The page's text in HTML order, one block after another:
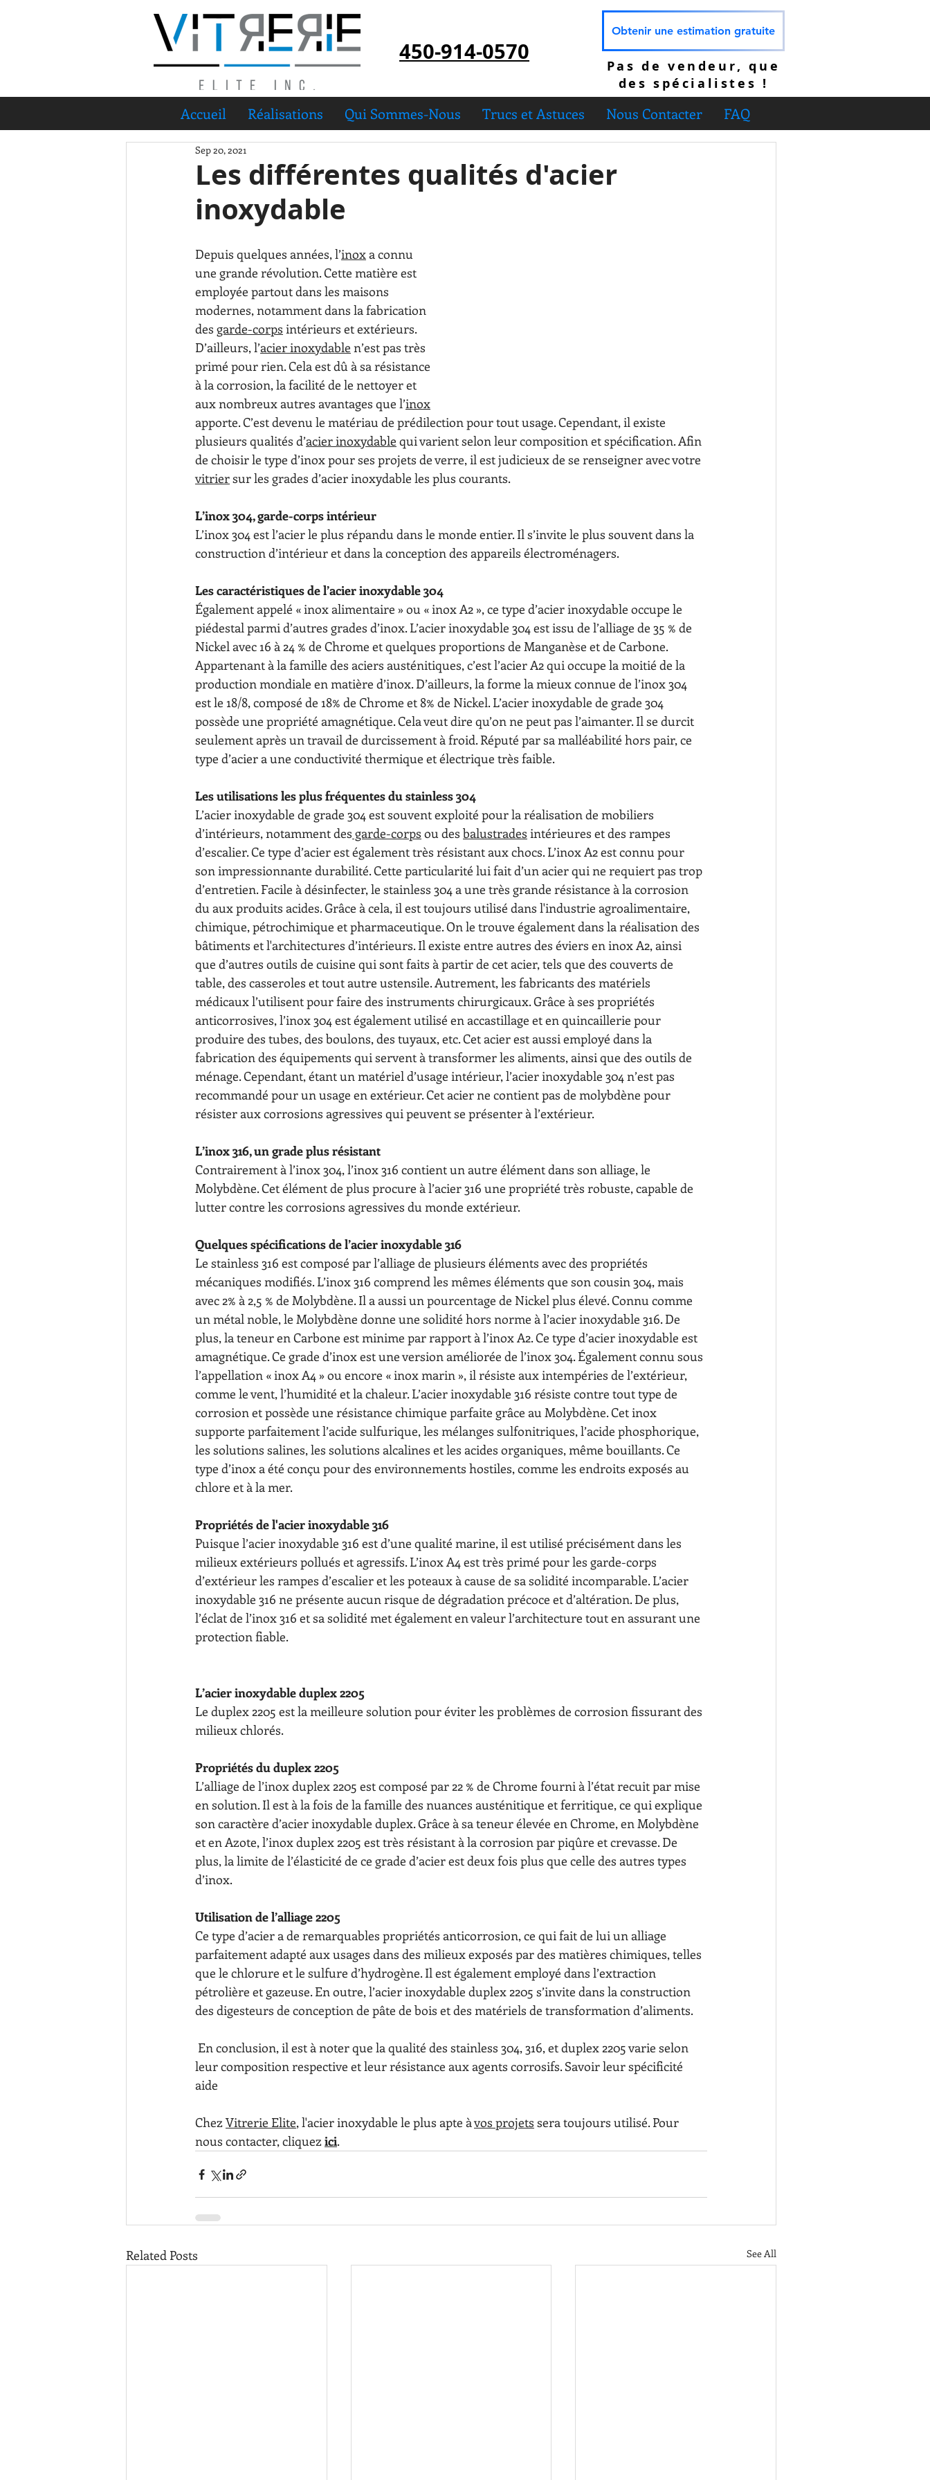
450-914-0570
Obtenir une estimation gratuite
Pas de vendeur, que
des spécialistes !
Les différentes qualités d'acier
inoxydable
Sep 20, 2021
Depuis quelques années, l’inox a connu
une grande révolution. Cette matière est
employée partout dans les maisons
modernes, notamment dans la fabrication
des garde-corps intérieurs et extérieurs.
D’ailleurs, l’acier inoxydable n’est pas très
primé pour rien. Cela est dû à sa résistance
à la corrosion, la facilité de le nettoyer et
aux nombreux autres avantages que l’inox
apporte. C’est devenu le matériau de prédilection pour tout usage. Cependant, il existe
plusieurs qualités d’acier inoxydable qui varient selon leur composition et spécification. Afin
de choisir le type d’inox pour ses projets de verre, il est judicieux de se renseigner avec votre
vitrier sur les grades d’acier inoxydable les plus courants.
L’inox 304, garde-corps intérieur
L’inox 304 est l’acier le plus répandu dans le monde entier. Il s’invite le plus souvent dans la
construction d’intérieur et dans la conception des appareils électroménagers.
Les caractéristiques de l’acier inoxydable 304
Également appelé « inox alimentaire » ou « inox A2 », ce type d’acier inoxydable occupe le
piédestal parmi d’autres grades d’inox. L’acier inoxydable 304 est issu de l’alliage de 35 % de
Nickel avec 16 à 24 % de Chrome et quelques proportions de Manganèse et de Carbone.
Appartenant à la famille des aciers austénitiques, c’est l’acier A2 qui occupe la moitié de la
production mondiale en matière d’inox. D’ailleurs, la forme la mieux connue de l’inox 304
est le 18/8, composé de 18% de Chrome et 8% de Nickel. L’acier inoxydable de grade 304
possède une propriété amagnétique. Cela veut dire qu’on ne peut pas l’aimanter. Il se durcit
seulement après un travail de durcissement à froid. Réputé par sa malléabilité hors pair, ce
type d’acier a une conductivité thermique et électrique très faible.
Les utilisations les plus fréquentes du stainless 304
L’acier inoxydable de grade 304 est souvent exploité pour la réalisation de mobiliers
d’intérieurs, notamment des garde-corps ou des balustrades intérieures et des rampes
d’escalier. Ce type d’acier est également très résistant aux chocs. L’inox A2 est connu pour
son impressionnante durabilité. Cette particularité lui fait d’un acier qui ne requiert pas trop
d’entretien. Facile à désinfecter, le stainless 304 a une très grande résistance à la corrosion
du aux produits acides. Grâce à cela, il est toujours utilisé dans l'industrie agroalimentaire,
chimique, pétrochimique et pharmaceutique. On le trouve également dans la réalisation des
bâtiments et l'architectures d’intérieurs. Il existe entre autres des éviers en inox A2, ainsi
que d’autres outils de cuisine qui sont faits à partir de cet acier, tels que des couverts de
table, des casseroles et tout autre ustensile. Autrement, les fabricants des matériels
médicaux l’utilisent pour faire des instruments chirurgicaux. Grâce à ses propriétés
anticorrosives, l’inox 304 est également utilisé en accastillage et en quincaillerie pour
produire des tubes, des boulons, des tuyaux, etc. Cet acier est aussi employé dans la
fabrication des équipements qui servent à transformer les aliments, ainsi que des outils de
ménage. Cependant, étant un matériel d’usage intérieur, l’acier inoxydable 304 n’est pas
recommandé pour un usage en extérieur. Cet acier ne contient pas de molybdène pour
résister aux corrosions agressives qui peuvent se présenter à l’extérieur.
L’inox 316, un grade plus résistant
Contrairement à l’inox 304, l’inox 316 contient un autre élément dans son alliage, le
Molybdène. Cet élément de plus procure à l’acier 316 une propriété très robuste, capable de
lutter contre les corrosions agressives du monde extérieur.
Quelques spécifications de l’acier inoxydable 316
Le stainless 316 est composé par l’alliage de plusieurs éléments avec des propriétés
mécaniques modifiés. L’inox 316 comprend les mêmes éléments que son cousin 304, mais
avec 2% à 2,5 % de Molybdène. Il a aussi un pourcentage de Nickel plus élevé. Connu comme
un métal noble, le Molybdène donne une solidité hors norme à l’acier inoxydable 316. De
plus, la teneur en Carbone est minime par rapport à l’inox A2. Ce type d’acier inoxydable est
amagnétique. Ce grade d’inox est une version améliorée de l’inox 304. Également connu sous
l’appellation « inox A4 » ou encore « inox marin », il résiste aux intempéries de l’extérieur,
comme le vent, l’humidité et la chaleur. L’acier inoxydable 316 résiste contre tout type de
corrosion et possède une résistance chimique parfaite grâce au Molybdène. Cet inox
supporte parfaitement l’acide sulfurique, les mélanges sulfonitriques, l’acide phosphorique,
les solutions salines, les solutions alcalines et les acides organiques, même bouillants. Ce
type d’inox a été conçu pour des environnements hostiles, comme les endroits exposés au
chlore et à la mer.
Propriétés de l'acier inoxydable 316
Puisque l’acier inoxydable 316 est d’une qualité marine, il est utilisé précisément dans les
milieux extérieurs pollués et agressifs. L’inox A4 est très primé pour les garde-corps
d’extérieur les rampes d’escalier et les poteaux à cause de sa solidité incomparable. L’acier
inoxydable 316 ne présente aucun risque de dégradation précoce et d’altération. De plus,
l’éclat de l’inox 316 et sa solidité met également en valeur l’architecture tout en assurant une
protection fiable.
L’acier inoxydable duplex 2205
Le duplex 2205 est la meilleure solution pour éviter les problèmes de corrosion fissurant des
milieux chlorés.
Propriétés du duplex 2205
L’alliage de l’inox duplex 2205 est composé par 22 % de Chrome fourni à l’état recuit par mise
en solution. Il est à la fois de la famille des nuances austénitique et ferritique, ce qui explique
son caractère d’acier inoxydable duplex. Grâce à sa teneur élevée en Chrome, en Molybdène
et en Azote, l’inox duplex 2205 est très résistant à la corrosion par piqûre et crevasse. De
plus, la limite de l’élasticité de ce grade d’acier est deux fois plus que celle des autres types
d’inox.
Utilisation de l’alliage 2205
Ce type d’acier a de remarquables propriétés anticorrosion, ce qui fait de lui un alliage
parfaitement adapté aux usages dans des milieux exposés par des matières chimiques, telles
que le chlorure et le sulfure d’hydrogène. Il est également employé dans l’extraction
pétrolière et gazeuse. En outre, l’acier inoxydable duplex 2205 s’invite dans la construction
des digesteurs de conception de pâte de bois et des matériels de transformation d’aliments.
leur composition respective et leur résistance aux agents corrosifs. Savoir leur spécificité
aide
Chez Vitrerie Elite, l'acier inoxydable le plus apte à vos projets sera toujours utilisé. Pour
nous contacter, cliquez ici.
Related Posts See All
Accueil Réalisations Qui Sommes-Nous Trucs et Astuces Nous Contacter FAQ